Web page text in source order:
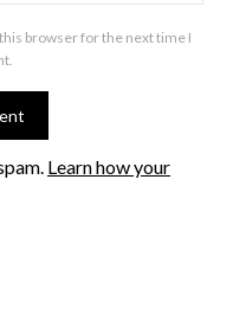
browser for the next time I
Learn how your